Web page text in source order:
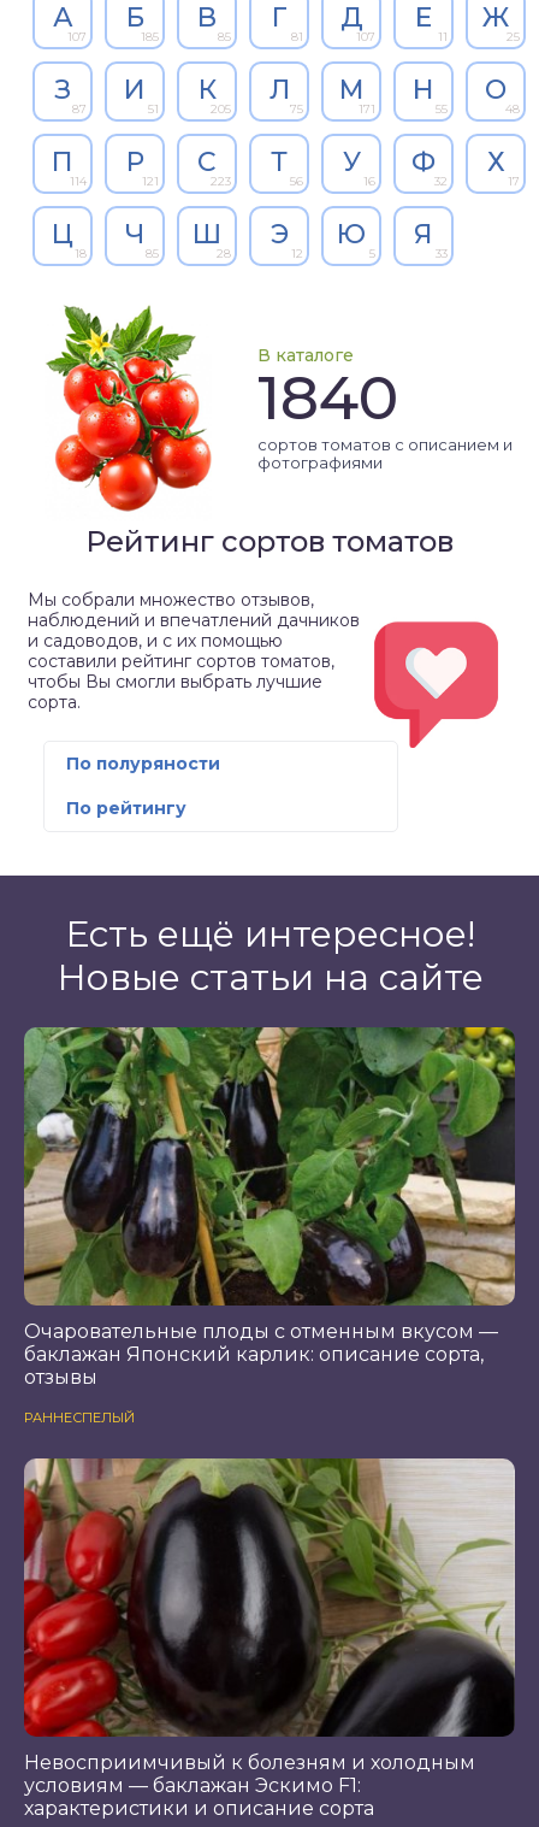
А
107
Б
185
В
85
Г
81
Д
107
Е
11
Ж
25
З
87
И
51
К
205
Л
75
М
171
Н
55
О
48
П
114
Р
121
С
223
Т
56
У
16
Ф
32
Х
17
Ц
18
Ч
85
Ш
28
Э
12
Ю
5
Я
33
В каталоге
1840
сортов томатов с описанием и
фотографиями
Рейтинг сортов томатов
Мы собрали множество отзывов,
наблюдений и впечатлений дачников
и садоводов, и с их помощью
составили рейтинг сортов томатов,
чтобы Вы смогли выбрать лучшие
сорта.
По полуряности
По рейтингу
Есть ещё интересное!
Новые статьи на сайте
Очаровательные плоды с отменным вкусом —
баклажан Японский карлик: описание сорта,
отзывы
РАННЕСПЕЛЫЙ
Невосприимчивый к болезням и холодным
условиям — баклажан Эскимо F1:
характеристики и описание сорта